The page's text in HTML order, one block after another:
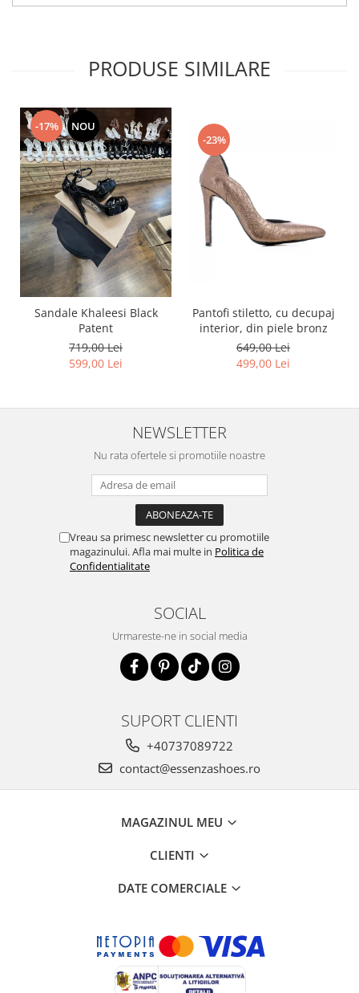
PRODUSE SIMILARE
-17% NOU
Sandale Khaleesi Black
Patent
719,00 Lei
599,00 Lei
-23%
Pantofi stiletto, cu decupaj
interior, din piele bronz
649,00 Lei
499,00 Lei
NEWSLETTER
Nu rata ofertele si promotiile noastre
Vreau sa primesc newsletter cu promotiile
magazinului. Afla mai multe in Politica de
Confidentialitate
SOCIAL
Urmareste-ne in social media
SUPORT CLIENTI
+40737089722
contact@essenzashoes.ro
MAGAZINUL MEU
CLIENTI
DATE COMERCIALE